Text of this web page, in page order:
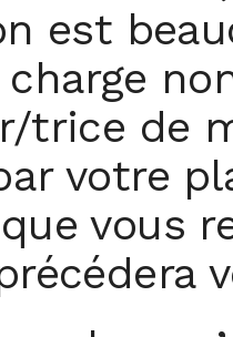
est
trice de
votre
vous